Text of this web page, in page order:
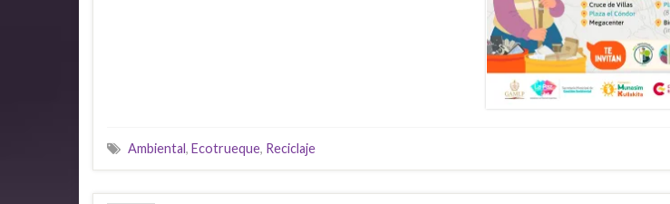
Ambiental, Ecotrueque, Reciclaje